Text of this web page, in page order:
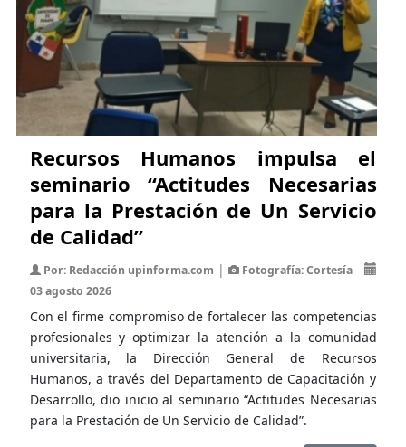
Recursos Humanos impulsa el
seminario “Actitudes Necesarias
para la Prestación de Un Servicio
de Calidad”
Por: Redacción upinforma.com |
Fotografía: Cortesía
03 agosto 2026
Con el firme compromiso de fortalecer las competencias
profesionales y optimizar la atención a la comunidad
universitaria, la Dirección General de Recursos
Humanos, a través del Departamento de Capacitación y
Desarrollo, dio inicio al seminario “Actitudes Necesarias
para la Prestación de Un Servicio de Calidad”.